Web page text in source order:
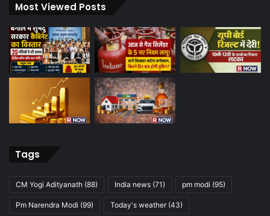
Most Viewed Posts
Tags
CM Yogi Adityanath (88) India news (71) pm modi (95)
Pm Narendra Modi (99) Today's weather(43)